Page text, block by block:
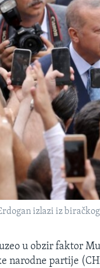
izlazi iz biračkog
u obzir faktor
narodne partije